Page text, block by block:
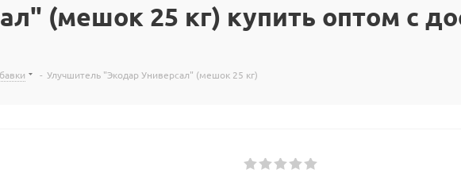
(мешок 25 кг) купить оптом с
- Улучшитель "Экодар Универсал" (мешок 25 кг)